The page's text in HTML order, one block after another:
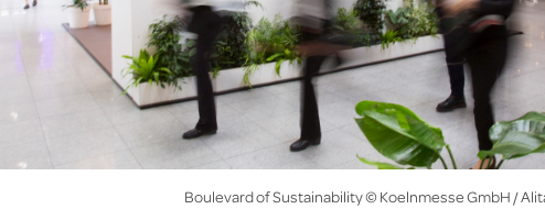
Boulevard of Sustainability © Koelnmesse GmbH /